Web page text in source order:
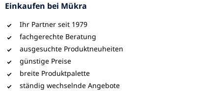
Einkaufen bei Mükra
Ihr Partner seit 1979
fachgerechte Beratung
ausgesuchte Produktneuheiten
günstige Preise
breite Produktpalette
ständig wechselnde Angebote